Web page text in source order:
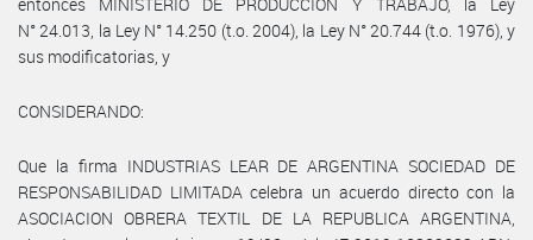
N° 24.013, la Ley N° 14.250 (t.o. 2004), la Ley N° 20.744 (t.o. 1976), y
sus modificatorias, y
CONSIDERANDO:
Que la firma INDUSTRIAS LEAR DE ARGENTINA SOCIEDAD DE
RESPONSABILIDAD LIMITADA celebra un acuerdo directo con la
ASOCIACION OBRERA TEXTIL DE LA REPUBLICA ARGENTINA,